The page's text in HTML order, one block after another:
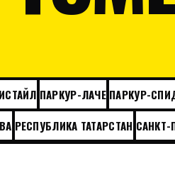
ПАРКУР-ЛАЧЕ ПАРКУР-
РЕСПУБЛИКА ТАТАРСТАН САНКТ-